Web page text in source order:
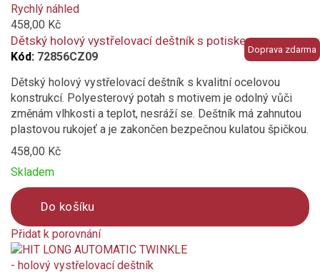
added
to
compare
Doprava zdarma
Rychlý náhled
458,00 Kč
Dětský holový vystřelovací deštník s potiskem
Kód: 72856CZ09
Dětský holový vystřelovací deštník s kvalitní ocelovou
konstrukcí. Polyesterový potah s motivem je odolný vůči
změnám vlhkosti a teplot, nesráží se. Deštník má zahnutou
plastovou rukojeť a je zakončen bezpečnou kulatou špičkou.
458,00 Kč
Skladem
Do košíku
Přidat k porovnání
Product
is